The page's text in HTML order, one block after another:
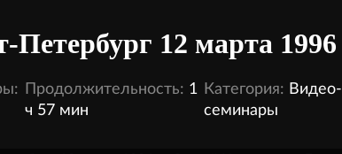
Петербург 12 марта 1996
Продолжительность: 1
ч 57 мин
Категория: Видео-
семинары
Оформить подписку